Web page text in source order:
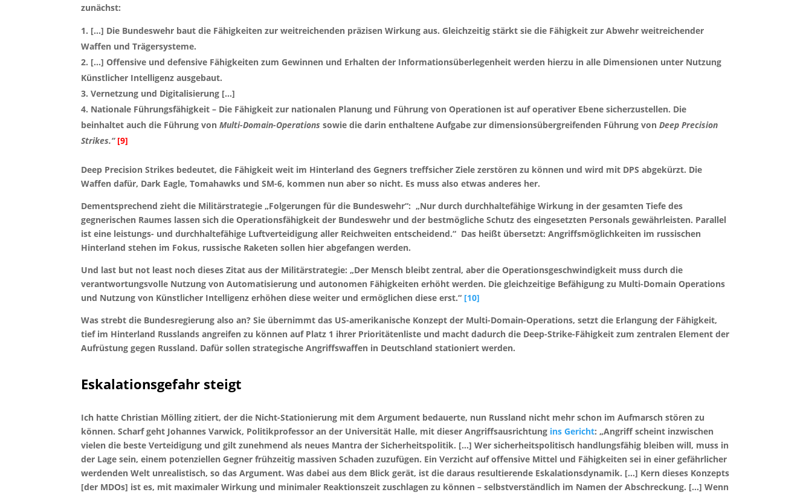
zunächst:
[…] Die Bundeswehr baut die Fähigkeiten zur weitreichenden präzisen Wirkung aus. Gleichzeitig stärkt sie die Fähigkeit zur Abwehr weitreichender
Waffen und Trägersysteme.
[…] Offensive und defensive Fähigkeiten zum Gewinnen und Erhalten der Informationsüberlegenheit werden hierzu in alle Dimensionen unter Nutzung
Künstlicher Intelligenz ausgebaut.
Vernetzung und Digitalisierung […]
Nationale Führungsfähigkeit – Die Fähigkeit zur nationalen Planung und Führung von Operationen ist auf operativer Ebene sicherzustellen. Die
beinhaltet auch die Führung vonMulti-Domain-Operations sowie die darin enthaltene Aufgabe zur dimensionsübergreifenden Führung vonDeep Precision
Strikes.“ [9]
Deep Precision Strikes bedeutet, die Fähigkeit weit im Hinterland des Gegners treffsicher Ziele zerstören zu können und wird mit DPS abgekürzt. Die
Waffen dafür, Dark Eagle, Tomahawks und SM-6, kommen nun aber so nicht. Es muss also etwas anderes her.
Dementsprechend zieht die Militärstrategie „Folgerungen für die Bundeswehr“: „Nur durch durchhaltefähige Wirkung in der gesamten Tiefe des
gegnerischen Raumes lassen sich die Operationsfähigkeit der Bundeswehr und der bestmögliche Schutz des eingesetzten Personals gewährleisten. Parallel
ist eine leistungs- und durchhaltefähige Luftverteidigung aller Reichweiten entscheidend.“ Das heißt übersetzt: Angriffsmöglichkeiten im russischen
Hinterland stehen im Fokus, russische Raketen sollen hier abgefangen werden.
Und last but not least noch dieses Zitat aus der Militärstrategie: „Der Mensch bleibt zentral, aber die Operationsgeschwindigkeit muss durch die
verantwortungsvolle Nutzung von Automatisierung und autonomen Fähigkeiten erhöht werden. Die gleichzeitige Befähigung zu Multi-Domain Operations
und Nutzung von Künstlicher Intelligenz erhöhen diese weiter und ermöglichen diese erst.“ [10]
Was strebt die Bundesregierung also an? Sie übernimmt das US-amerikanische Konzept der Multi-Domain-Operations, setzt die Erlangung der Fähigkeit,
tief im Hinterland Russlands angreifen zu können auf Platz 1 ihrer Prioritätenliste und macht dadurch die Deep-Strike-Fähigkeit zum zentralen Element der
Aufrüstung gegen Russland. Dafür sollen strategische Angriffswaffen in Deutschland stationiert werden.
Eskalationsgefahr steigt
Ich hatte Christian Mölling zitiert, der die Nicht-Stationierung mit dem Argument bedauerte, nun Russland nicht mehr schon im Aufmarsch stören zu
können. Scharf geht Johannes Varwick, Politikprofessor an der Universität Halle, mit dieser Angriffsausrichtung ins Gericht: „Angriff scheint inzwischen
vielen die beste Verteidigung und gilt zunehmend als neues Mantra der Sicherheitspolitik. […] Wer sicherheitspolitisch handlungsfähig bleiben will, muss in
der Lage sein, einem potenziellen Gegner frühzeitig massiven Schaden zuzufügen. Ein Verzicht auf offensive Mittel und Fähigkeiten sei in einer gefährlicher
werdenden Welt unrealistisch, so das Argument. Was dabei aus dem Blick gerät, ist die daraus resultierende Eskalationsdynamik. […] Kern dieses Konzepts
[der MDOs] ist es, mit maximaler Wirkung und minimaler Reaktionszeit zuschlagen zu können – selbstverständlich im Namen der Abschreckung. […] Wenn